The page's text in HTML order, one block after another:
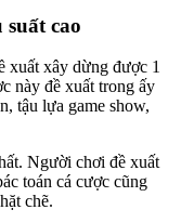
cao
xuất xây dừng được 1
này đề xuất trong ấy
tậu lựa game show,
Người chơi đề xuất
toán cá cược cũng
chẽ.